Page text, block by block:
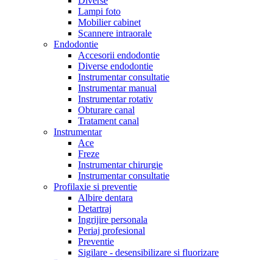
Lampi foto
Mobilier cabinet
Scannere intraorale
Endodontie
Accesorii endodontie
Diverse endodontie
Instrumentar consultatie
Instrumentar manual
Instrumentar rotativ
Obturare canal
Tratament canal
Instrumentar
Ace
Freze
Instrumentar chirurgie
Instrumentar consultatie
Profilaxie si preventie
Albire dentara
Detartraj
Ingrijire personala
Periaj profesional
Preventie
Sigilare - desensibilizare si fluorizare